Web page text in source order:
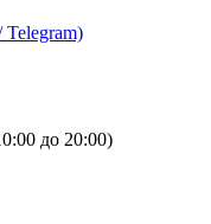
до 20:00)